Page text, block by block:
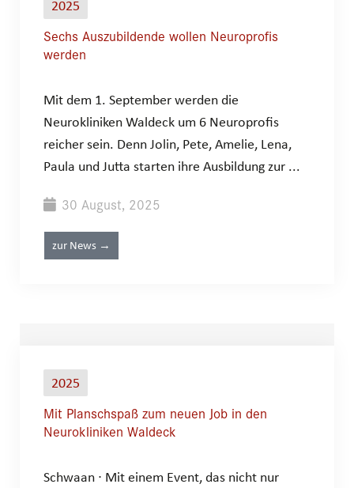
2025
Sechs Auszubildende wollen Neuroprofis
werden
Mit dem 1. September werden die
Neurokliniken Waldeck um 6 Neuroprofis
reicher sein. Denn Jolin, Pete, Amelie, Lena,
Paula und Jutta starten ihre Ausbildung zur ...
30 August, 2025
zur News →
2025
Mit Planschspaß zum neuen Job in den
Neurokliniken Waldeck
Schwaan ∙ Mit einem Event, das nicht nur